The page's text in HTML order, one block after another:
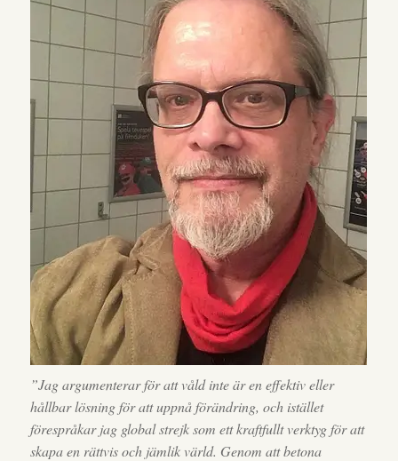
”Jag argumenterar för att våld inte är en effektiv eller
hållbar lösning för att uppnå förändring, och istället
förespråkar jag global strejk som ett kraftfullt verktyg för att
skapa en rättvis och jämlik värld. Genom att betona